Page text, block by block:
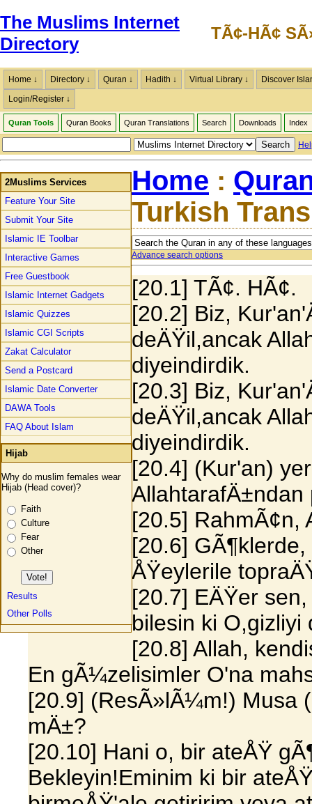
The Muslims Internet
Directory
TÃ¢-HÃ¢
Home ↓ Directory ↓ Quran ↓ Hadith ↓ Virtual Library ↓
Discover
Login/Register ↓
Quran Tools Quran Books Quran Translations Search Downloads Index
2Muslims Services
Feature Your Site
Submit Your Site
Islamic IE Toolbar
Interactive Games
Free Guestbook
Islamic Internet Gadgets
Islamic Quizzes
Islamic CGI Scripts
Zakat Calculator
Send a Postcard
Islamic Date Converter
DAWA Tools
FAQ About Islam
Hijab
Why do muslim females wear
Hijab (Head cover)?
Faith
Culture
Fear
Other
Results
Other Polls
Home :
Turkish
Advance search options
[20.1] TÃ¢. HÃ¢.
[20.2] Biz,
deÄŸil,ancak
diyeindirdik.
[20.3] Biz,
deÄŸil,ancak
diyeindirdik.
[20.4] (Kur'an)
[20.5] RahmÃ¢n,
[20.6]
ÅŸeylerile
[20.7] EÄŸer
bilesin ki O,gizliyi
[20.8] Allah,
En gÃ¼zelisimler O'na
[20.9] (ResÃ»lÃ¼m!) Musa
mÄ±?
[20.10] Hani o, bir ateÅŸ
Bekleyin!Eminim ki bir